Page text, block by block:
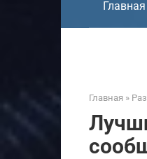
Главная »